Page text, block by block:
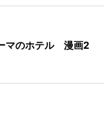
マのホテル 漫画2